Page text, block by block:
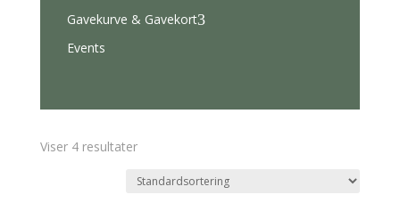
Gavekurve & Gavekort3
Events
Viser 4 resultater